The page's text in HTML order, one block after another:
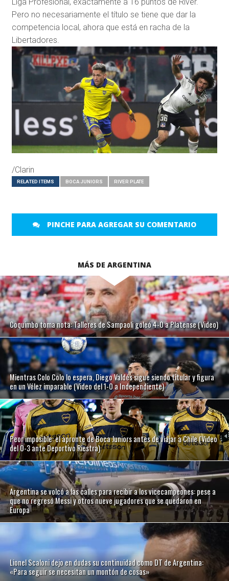
Pero no necesariamente el título se tiene que dar la
competencia local, ahora que está en racha de la
Libertadores.
/Clarin
RELATED ITEMS BOCA JUNIORS RIVER PLATE
PINCHE PARA AGREGAR SU COMENTARIO
MÁS DE ARGENTINA
Coquimbo toma nota: Talleres de Sampaoli goleó 4-0 a Platense (Video)
Mientras Colo Colo lo espera, Diego Valdés sigue siendo titular y figura
en un Vélez imparable (Video del 1-0 a Independiente)
Peor imposible: el apronte de Boca Juniors antes de viajar a Chile (Video
del 0-3 ante Deportivo Riestra)
Argentina se volcó a las calles para recibir a los vicecampeones: pese a
que no regresó Messi y otros nueve jugadores que se quedaron en
Europa
Lionel Scaloni dejo en dudas su continuidad como DT de Argentina:
«Para seguir se necesitan un montón de cosas»